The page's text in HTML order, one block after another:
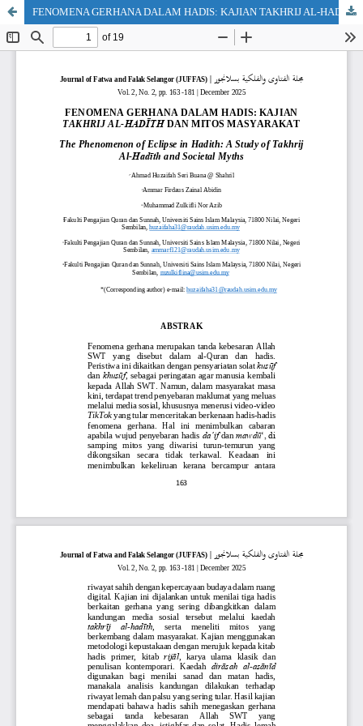
FENOMENA GERHANA DALAM HADIS: KAJIAN TAKHRIJ AL-HADĪTH DAN MITOS MASYARAKAT